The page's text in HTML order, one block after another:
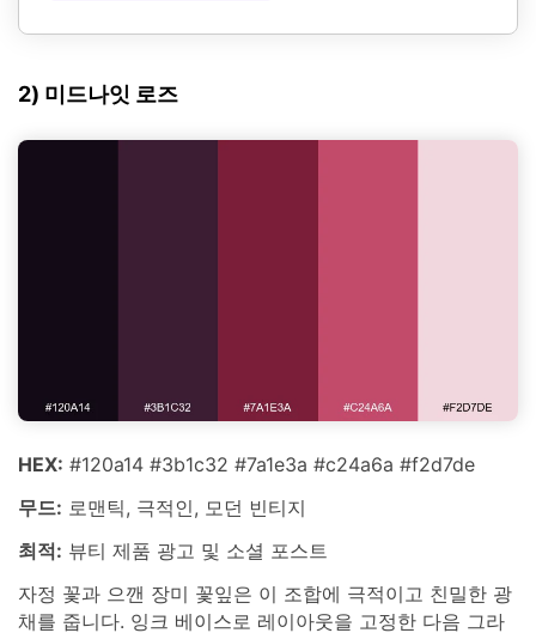
2) 미드나잇 로즈
HEX: #120a14 #3b1c32 #7a1e3a #c24a6a #f2d7de
무드: 로맨틱, 극적인, 모던 빈티지
최적: 뷰티 제품 광고 및 소셜 포스트
자정 꽃과 으깬 장미 꽃잎은 이 조합에 극적이고 친밀한 광
채를 줍니다. 잉크 베이스로 레이아웃을 고정한 다음 그라